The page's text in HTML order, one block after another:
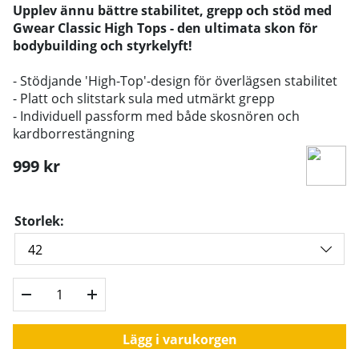
Upplev ännu bättre stabilitet, grepp och stöd med
Gwear Classic High Tops - den ultimata skon för
bodybuilding och styrkelyft!
- Stödjande 'High-Top'-design för överlägsen stabilitet
- Platt och slitstark sula med utmärkt grepp
- Individuell passform med både skosnören och
kardborrestängning
999 kr
Storlek:
Lägg i varukorgen